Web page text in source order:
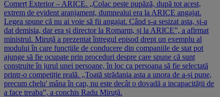
Comerț Exterior – ARICE. „Colac peste pupăză, după tot acest,
extrem de evident aranjament, dumnealui era la ARICE angajat.
Legea spune că nu ai voie să fii angajat. Când s-a sesizat asta, și-a
dat demisia, dar era și director la Romarm, și la ARICE”, a afirmat
ministrul. Miruță a prezentat întregul episod drept un exemplu al
modului în care funcțiile de conducere din companiile de stat pot
ajunge să fie ocupate prin proceduri despre care spune că sunt
construite în jurul unei persoane, în loc ca persoana să fie selectată
printr-o competiție reală. „Toată strădania asta a unora de a-și pune,
precum chelu' mâna în cap, nu este decât o dovadă a incapacității de
a face treaba”, a conchis Radu Miruță.